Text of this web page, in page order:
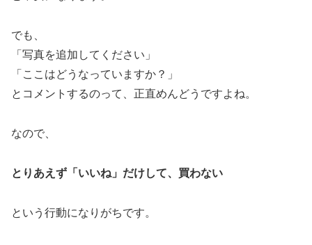
でも、
「写真を追加してください」
「ここはどうなっていますか？」
とコメントするのって、正直めんどうですよね。
なので、
とりあえず「いいね」だけして、買わない
という行動になりがちです。